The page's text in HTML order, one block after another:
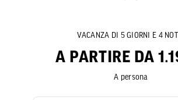
VACANZA DI 5 GIORNI E 4
A PARTIRE DA
A persona